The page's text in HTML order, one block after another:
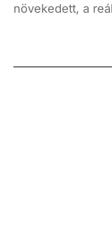
növekedett, a
százalékot, a